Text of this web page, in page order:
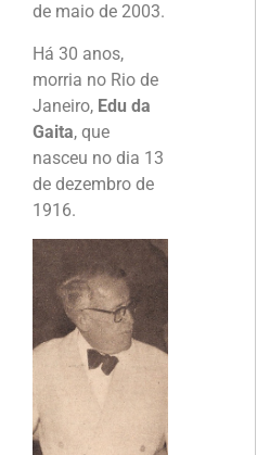
de maio de 2003.
Há 30 anos,
morria no Rio de
Janeiro, Edu da
Gaita, que
nasceu no dia 13
de dezembro de
1916.